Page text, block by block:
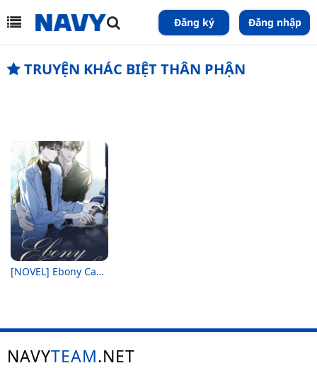
Đăng ký Đăng nhập
TRUYỆN KHÁC BIỆT THÂN PHẬN
[NOVEL] Ebony Castle
NAVYTEAM.NET